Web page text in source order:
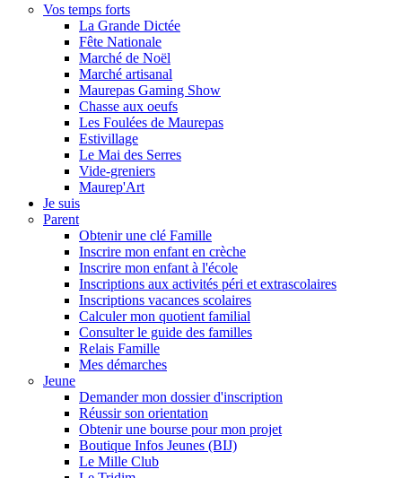
Vos temps forts
La Grande Dictée
Fête Nationale
Marché de Noël
Marché artisanal
Maurepas Gaming Show
Chasse aux oeufs
Les Foulées de Maurepas
Estivillage
Le Mai des Serres
Vide-greniers
Maurep'Art
Je suis
Parent
Obtenir une clé Famille
Inscrire mon enfant en crèche
Inscrire mon enfant à l'école
Inscriptions aux activités péri et extrascolaires
Inscriptions vacances scolaires
Calculer mon quotient familial
Consulter le guide des familles
Relais Famille
Mes démarches
Jeune
Demander mon dossier d'inscription
Réussir son orientation
Obtenir une bourse pour mon projet
Boutique Infos Jeunes (BIJ)
Le Mille Club